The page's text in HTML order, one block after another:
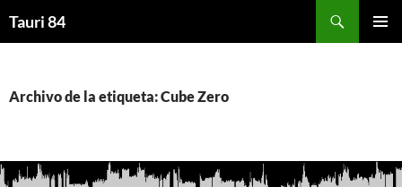
Tauri 84
Archivo de la etiqueta: Cube Zero